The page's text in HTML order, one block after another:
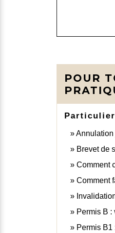
POUR
Annulation
Brevet de
Comment
Comment
Permis B :
Permis